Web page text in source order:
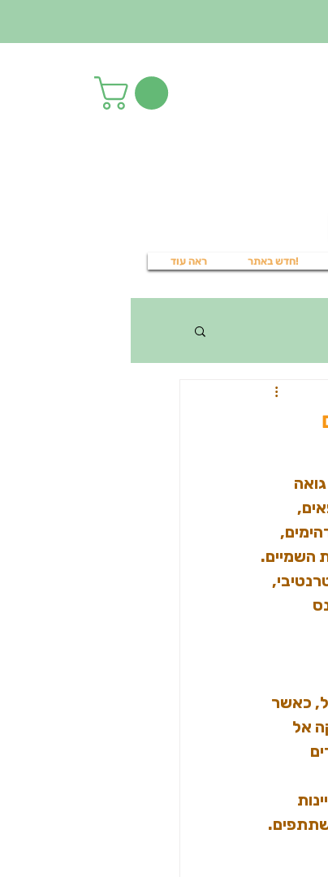
!חדש באתר ראה עוד
טבע
את דרכן בשנות ה-80 בחופי גואה
השמיים.
לישראל, כאשר
אל